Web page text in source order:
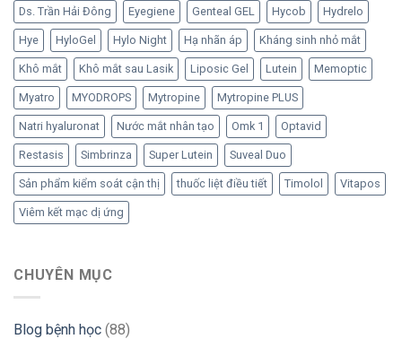
Đức
Ds. Trần Hải Đông Eyegiene Genteal GEL Hycob Hydrelo
Hye HyloGel Hylo Night Hạ nhãn áp Kháng sinh nhỏ mắt
Khô mắt Khô mắt sau Lasik Liposic Gel Lutein Memoptic
Myatro MYODROPS Mytropine Mytropine PLUS
Natri hyaluronat Nước mắt nhân tạo Omk 1 Optavid
Restasis Simbrinza Super Lutein Suveal Duo
Sản phẩm kiểm soát cận thị thuốc liệt điều tiết Timolol Vitapos
Viêm kết mạc dị ứng
CHUYÊN MỤC
Blog bệnh học (88)